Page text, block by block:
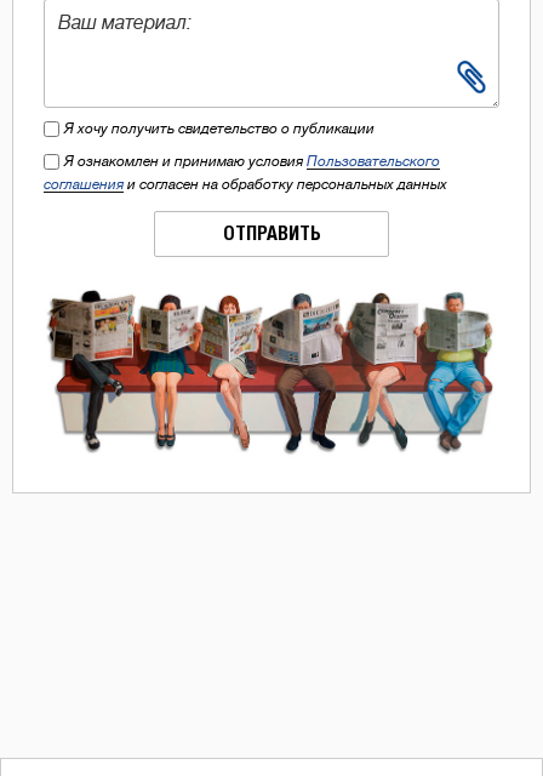
Я хочу получить свидетельство о публикации
Я ознакомлен и принимаю условия Пользовательского
соглашения и согласен на обработку персональных данных
ОТПРАВИТЬ